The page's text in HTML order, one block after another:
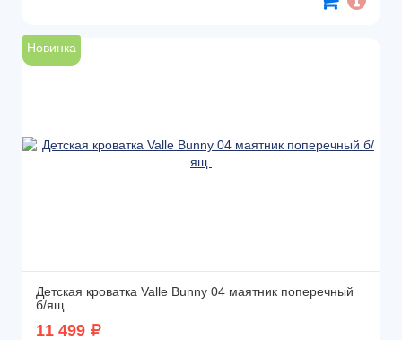
Новинка
Детская кроватка Valle Bunny 04 маятник поперечный
б/ящ.
11 499